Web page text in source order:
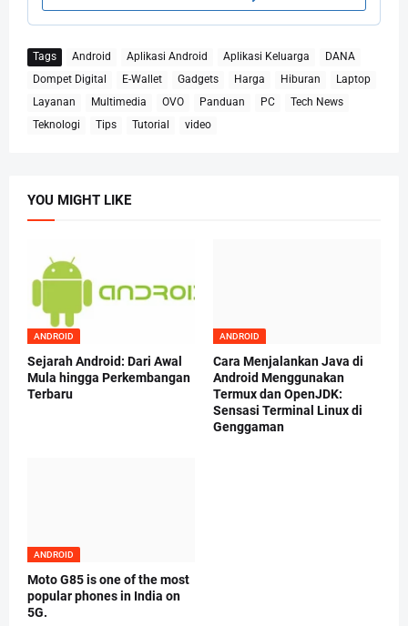
Tags Android Aplikasi Android Aplikasi Keluarga
DANA
Dompet Digital
E-Wallet Gadgets Harga Hiburan
Laptop
Layanan
Multimedia OVO Panduan PC
Tech News
Teknologi
Tips Tutorial video
YOU MIGHT LIKE
ANDROID
Sejarah Android: Dari Awal
Mula hingga Perkembangan
Terbaru
ANDROID
Cara Menjalankan Java di
Android Menggunakan
Termux dan OpenJDK:
Sensasi Terminal Linux di
Genggaman
ANDROID
Moto G85 is one of the most
popular phones in India on
5G.